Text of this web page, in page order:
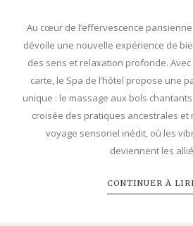
Au cœur de l’effervescence
dévoile une nouvelle expérience de
des sens et relaxation profonde.
carte, le Spa de l’hôtel propose une
unique : le massage aux bols
croisée des pratiques ancestrales et
voyage sensoriel inédit, où les
deviennent les
CONTINUER À